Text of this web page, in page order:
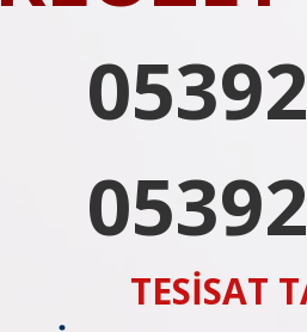
TESİSAT